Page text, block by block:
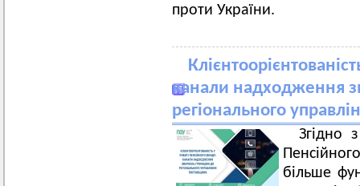
проти України.
канали надходження
регіонального
Згідно
більше